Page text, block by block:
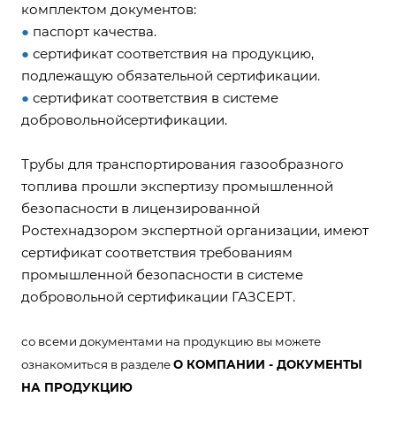
комплектом документов:
● паспорт качества.
● сертификат соответствия на продукцию,
подлежащую обязательной сертификации.
● сертификат соответствия в системе
добровольнойсертификации.
Трубы для транспортирования газообразного
топлива прошли экспертизу промышленной
безопасности в лицензированной
Ростехнадзором экспертной организации, имеют
сертификат соответствия требованиям
промышленной безопасности в системе
добровольной сертификации ГАЗСЕРТ.
со всеми документами на продукцию вы можете
ознакомиться в разделеО КОМПАНИИ - ДОКУМЕНТЫ
НА ПРОДУКЦИЮ